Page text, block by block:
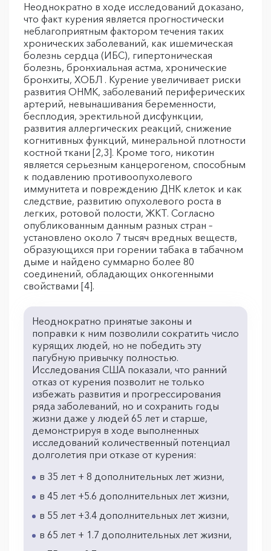
Неоднократно в ходе исследований доказано,
что факт курения является прогностически
неблагоприятным фактором течения таких
хронических заболеваний, как ишемическая
болезнь сердца (ИБС), гипертоническая
болезнь, бронхиальная астма, хронические
бронхиты, ХОБЛ . Курение увеличивает риски
развития ОНМК, заболеваний периферических
артерий, невынашивания беременности,
бесплодия, эректильной дисфункции,
развития аллергических реакций, снижение
когнитивных функций, минеральной плотности
костной ткани [2,3]. Кроме того, никотин
является серьезным канцерогеном, способным
к подавлению противоопухолевого
иммунитета и повреждению ДНК клеток и как
следствие, развитию опухолевого роста в
легких, ротовой полости, ЖКТ. Согласно
опубликованным данным разных стран –
установлено около 7 тысяч вредных веществ,
образующихся при горении табака в табачном
дыме и найдено суммарно более 80
соединений, обладающих онкогенными
свойствами [4].
Неоднократно принятые законы и
поправки к ним позволили сократить число
курящих людей, но не победить эту
пагубную привычку полностью.
Исследования США показали, что ранний
отказ от курения позволит не только
избежать развития и прогрессирования
ряда заболеваний, но и сохранить годы
жизни даже у людей 65 лет и старше,
демонстрируя в ходе выполненных
исследований количественный потенциал
долголетия при отказе от курения:
в 35 лет + 8 дополнительных лет жизни,
в 45 лет +5.6 дополнительных лет жизни,
в 55 лет +3.4 дополнительных лет жизни,
в 65 лет + 1.7 дополнительных лет жизни,